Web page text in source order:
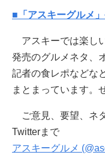
■「アスキーグルメ
アスキーでは楽し
発売のグルメネタ、
記者の食レポなどな
まとまっています。
ご意見、要望、ネ
Twitterまで
アスキーグルメ